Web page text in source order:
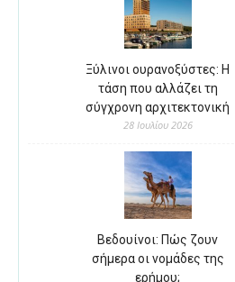
Ξύλινοι ουρανοξύστες: Η
τάση που αλλάζει τη
σύγχρονη αρχιτεκτονική
28 Ιουλίου 2026
Βεδουίνοι: Πώς ζουν
σήμερα οι νομάδες της
ερήμου;